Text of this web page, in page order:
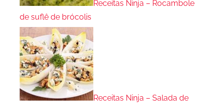
Receitas Ninja – Rocambole
de suflê de brócolis
Receitas Ninja – Salada de